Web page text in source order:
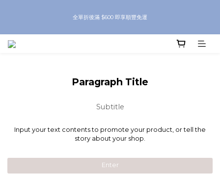
全單折後滿 $600 即享順豐免運
8月優惠 凡購物折後滿$250送Skinbeauty 自家Eyes Mask一對 每滿$500送
Paragraph Title
Subtitle
Input your text contents to promote your product, or tell the
story about your shop.
Enter